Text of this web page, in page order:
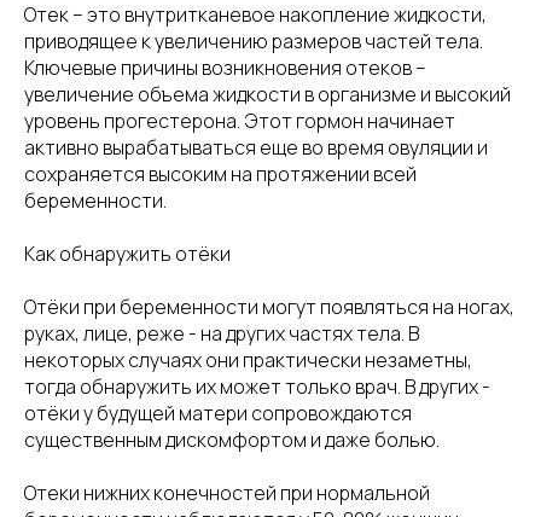
Отек – это внутритканевое накопление жидкости,
приводящее к увеличению размеров частей тела.
Ключевые причины возникновения отеков –
увеличение объема жидкости в организме и высокий
уровень прогестерона. Этот гормон начинает
активно вырабатываться еще во время овуляции и
сохраняется высоким на протяжении всей
беременности.
Как обнаружить отёки
Отёки при беременности могут появляться на ногах,
руках, лице, реже - на других частях тела. В
некоторых случаях они практически незаметны,
тогда обнаружить их может только врач. В других -
отёки у будущей матери сопровождаются
существенным дискомфортом и даже болью.
Отеки нижних конечностей при нормальной